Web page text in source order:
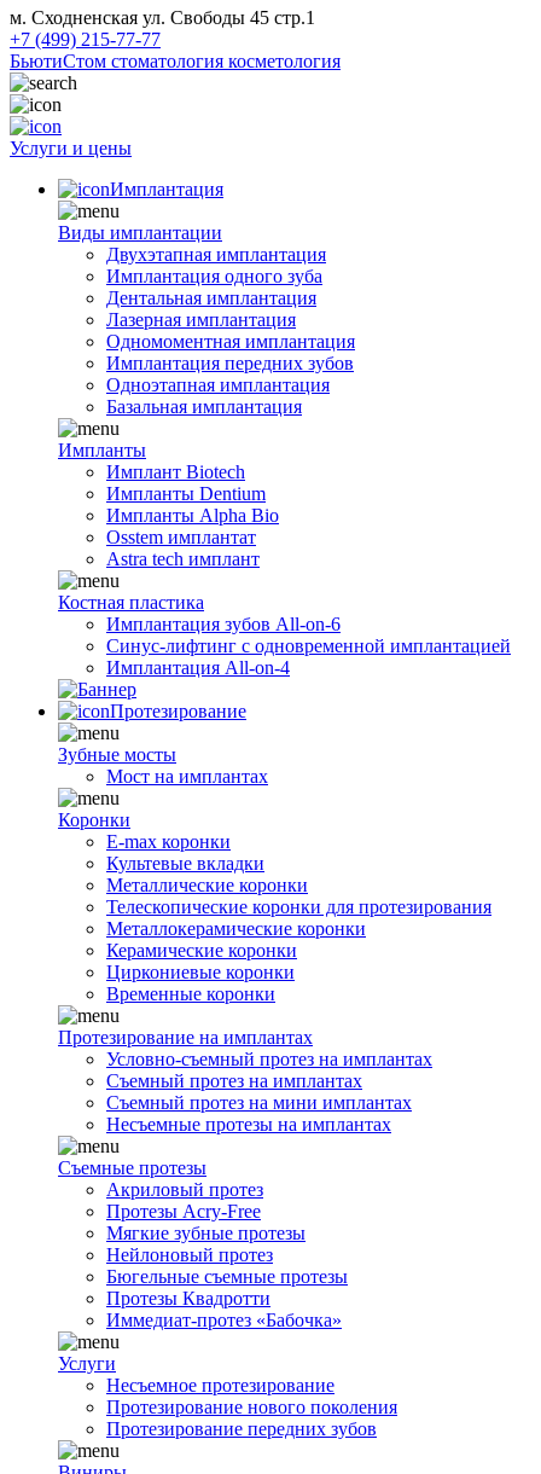
м. Сходненская ул. Свободы 45 стр.1
+7 (499) 215-77-77
БьютиСтом стоматология косметология
Услуги и цены
Имплантация
Виды имплантации
Двухэтапная имплантация
Имплантация одного зуба
Дентальная имплантация
Лазерная имплантация
Одномоментная имплантация
Имплантация передних зубов
Одноэтапная имплантация
Базальная имплантация
Импланты
Имплант Biotech
Импланты Dentium
Импланты Alpha Bio
Osstem имплантат
Astra tech имплант
Костная пластика
Имплантация зубов All-on-6
Синус-лифтинг с одновременной имплантацией
Имплантация All-on-4
Протезирование
Зубные мосты
Мост на имплантах
Коронки
E-max коронки
Культевые вкладки
Металлические коронки
Телескопические коронки для протезирования
Металлокерамические коронки
Керамические коронки
Циркониевые коронки
Временные коронки
Протезирование на имплантах
Условно-съемный протез на имплантах
Съемный протез на имплантах
Съемный протез на мини имплантах
Несъемные протезы на имплантах
Съемные протезы
Акриловый протез
Протезы Acry-Free
Мягкие зубные протезы
Нейлоновый протез
Бюгельные съемные протезы
Протезы Квадротти
Иммедиат-протез «Бабочка»
Услуги
Несъемное протезирование
Протезирование нового поколения
Протезирование передних зубов